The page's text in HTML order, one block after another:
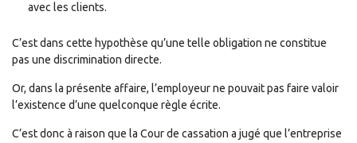
avec les clients.
C’est dans cette hypothèse qu’une telle obligation ne constitue
pas une discrimination directe.
Or, dans la présente affaire, l’employeur ne pouvait pas faire valoir
l’existence d’une quelconque règle écrite.
C’est donc à raison que la Cour de cassation a jugé que l’entreprise